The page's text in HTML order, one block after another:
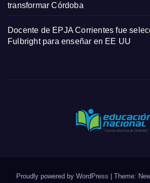
transformar Córdoba
Docente de EPJA Corrientes fue
Fulbright para enseñar en EE UU
Proudly powered by WordPress Theme: